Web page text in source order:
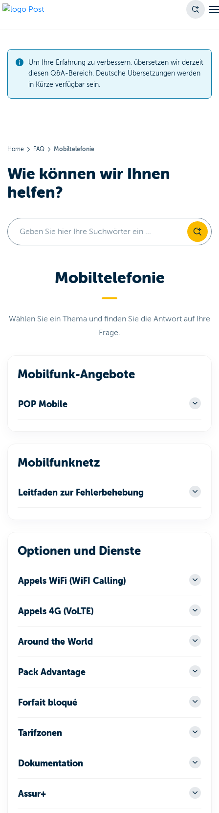
Um Ihre Erfahrung zu verbessern, übersetzen wir derzeit
diesen Q&A-Bereich. Deutsche Übersetzungen werden
in Kürze verfügbar sein.
Home FAQ Mobiltelefonie
Wie können wir Ihnen
helfen?
Geben Sie hier Ihre Suchwörter ein ...
Mobiltelefonie
Wählen Sie ein Thema und finden Sie die Antwort auf Ihre
Frage.
Mobilfunk-Angebote
POP Mobile
Mobilfunknetz
Leitfaden zur Fehlerbehebung
Optionen und Dienste
Appels WiFi (WiFI Calling)
Appels 4G (VoLTE)
Around the World
Pack Advantage
Forfait bloqué
Tarifzonen
Dokumentation
Assur+